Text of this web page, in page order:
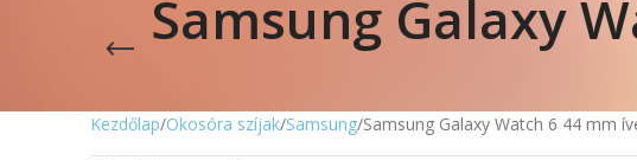
Samsung Galaxy
Kezdőlap Okosóra szíjak Samsung Samsung Galaxy Watch 6 44 mm